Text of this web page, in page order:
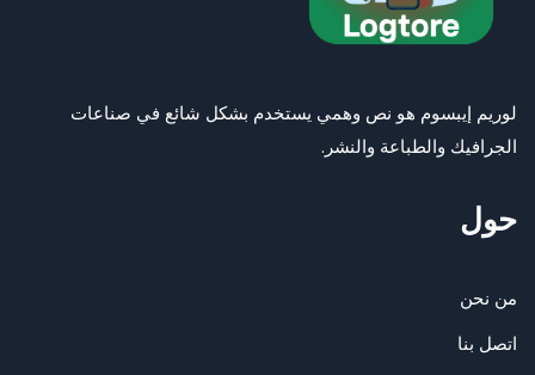
لوريم إيبسوم هو نص وهمي يستخدم بشكل شائع في صناعات
الجرافيك والطباعة والنشر.
حول
من نحن
اتصل بنا